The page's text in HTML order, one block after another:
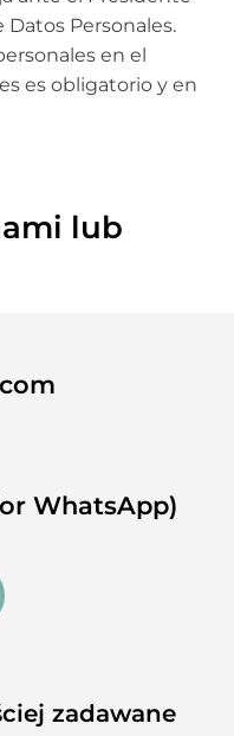
Personales.
en el
es obligatorio y en
lub
WhatsApp)
zadawane